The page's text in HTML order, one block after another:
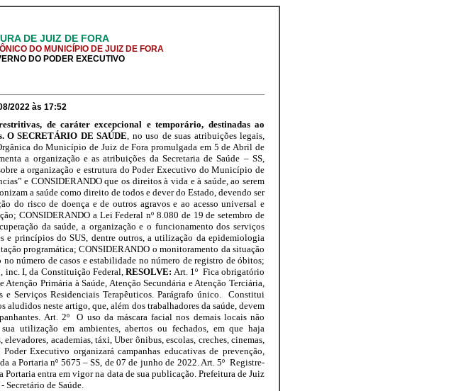
DE JUIZ DE FORA
DO MUNICÍPIO DE JUIZ DE FORA
DO PODER EXECUTIVO
2022 às 17:52
de caráter excepcional e temporário, destinadas ao
O SECRETÁRIO DE SAÚDE, no uso de suas atribuições legais,
do Município de Juiz de Fora promulgada em 5 de Abril de
a organização e as atribuições da Secretaria de Saúde – SS,
a organização e estrutura do Poder Executivo do Município de
e CONSIDERANDO que os direitos à vida e à saúde, ao serem
a saúde como direito de todos e dever do Estado, devendo ser
do risco de doença e de outros agravos e ao acesso universal e
CONSIDERANDO a Lei Federal nº 8.080 de 19 de setembro de
da saúde, a organização e o funcionamento dos serviços
e princípios do SUS, dentre outros, a utilização da epidemiologia
programática; CONSIDERANDO o monitoramento da situação
número de casos e estabilidade no número de registro de óbitos;
inc. I, da Constituição Federal,RESOLVE: Art. 1º Fica obrigatório
Primária à Saúde, Atenção Secundária e Atenção Terciária,
e Serviços Residenciais Terapêuticos. Parágrafo único. Constitui
neste artigo, que, além dos trabalhadores da saúde, devem
Art. 2º O uso da máscara facial nos demais locais não
utilização em ambientes, abertos ou fechados, em que haja
academias, táxi, Uber ônibus, escolas, creches, cinemas,
Executivo organizará campanhas educativas de prevenção,
a Portaria nº 5675 – SS, de 07 de junho de 2022. Art. 5º Registre-
entra em vigor na data de sua publicação. Prefeitura de Juiz
Secretário de Saúde.